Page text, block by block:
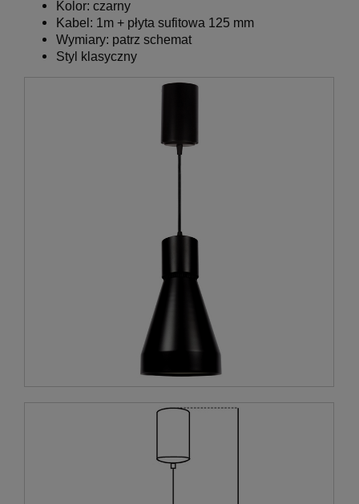
Kolor: czarny
Kabel: 1m + płyta sufitowa 125 mm
Wymiary: patrz schemat
Styl klasyczny